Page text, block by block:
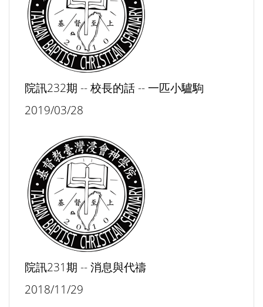
院訊232期 -- 校長的話 -- 一匹小驢駒
2019/03/28
院訊231期 -- 消息與代禱
2018/11/29